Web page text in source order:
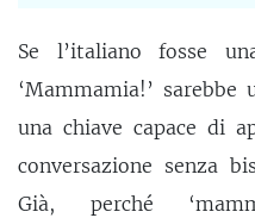
Se l’italiano fosse
‘Mammamia!’ sarebbe
una chiave capace di
conversazione senza
Già, perché